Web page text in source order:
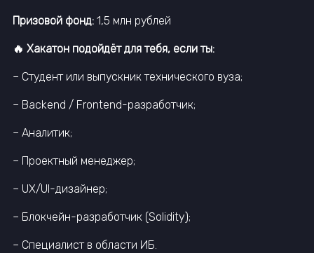
Призовой фонд: 1,5 млн рублей
🔥 Хакатон подойдёт для тебя, если ты:
– Студент или выпускник технического вуза;
– Backend / Frontend-разработчик;
– Аналитик;
– Проектный менеджер;
– UX/UI-дизайнер;
– Блокчейн-разработчик (Solidity);
– Специалист в области ИБ.